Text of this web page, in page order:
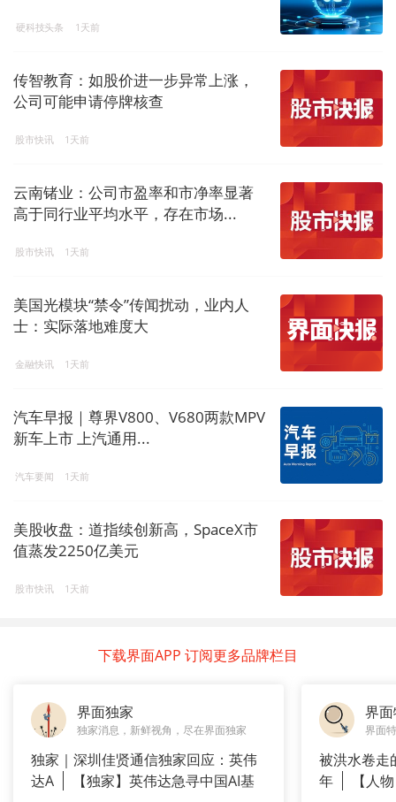
硬科技头条 1天前
传智教育：如股价进一步异常上涨，
公司可能申请停牌核查
股市快讯 1天前
云南锗业：公司市盈率和市净率显著
高于同行业平均水平，存在市场...
股市快讯 1天前
美国光模块“禁令”传闻扰动，业内人
士：实际落地难度大
金融快讯 1天前
汽车早报｜尊界V800、V680两款MPV
新车上市 上汽通用...
汽车要闻 1天前
美股收盘：道指续创新高，SpaceX市
值蒸发2250亿美元
股市快讯 1天前
下载界面APP 订阅更多品牌栏目
界面独家
独家消息，新鲜视角，尽在界面独家
独家｜深圳佳贤通信独家回应：英伟
达A
【独家】英伟达急寻中国AI基
界
界面
被洪水卷走
年
【人